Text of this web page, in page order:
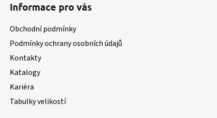
Informace pro vás
Obchodní podmínky
Podmínky ochrany osobních údajů
Kontakty
Katalogy
Kariéra
Tabulky velikostí